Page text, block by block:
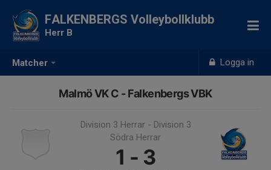
Matcher Logga in
FALKENBERGS Volleybollklubb
Herr B
Malmö VK C - Falkenbergs VBK
Division 3 Herrar - Division 3
Södra Herrar
1 - 3